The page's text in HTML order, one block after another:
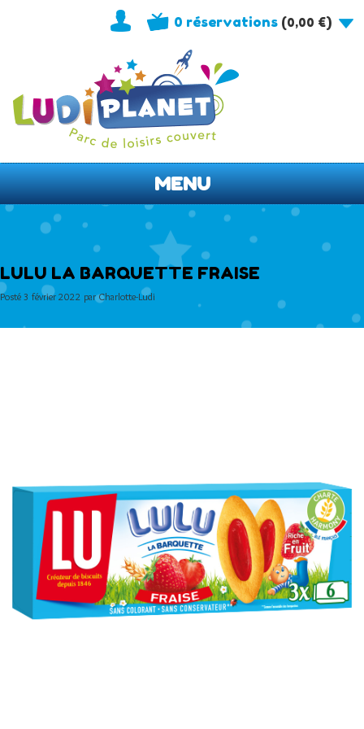
0 réservations(0,00 €)
MENU
LULU LA BARQUETTE FRAISE
Posté 3 février 2022 par Charlotte-Ludi